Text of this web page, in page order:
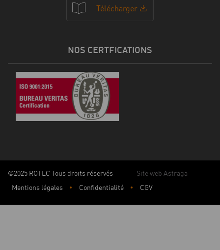
Télécharger
NOS CERTFICATIONS
©2025 ROTEC Tous droits réservés
Site web Astraga
Mentions légales
Confidentialité CGV